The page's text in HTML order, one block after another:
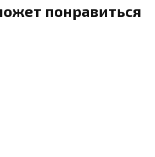
понравиться